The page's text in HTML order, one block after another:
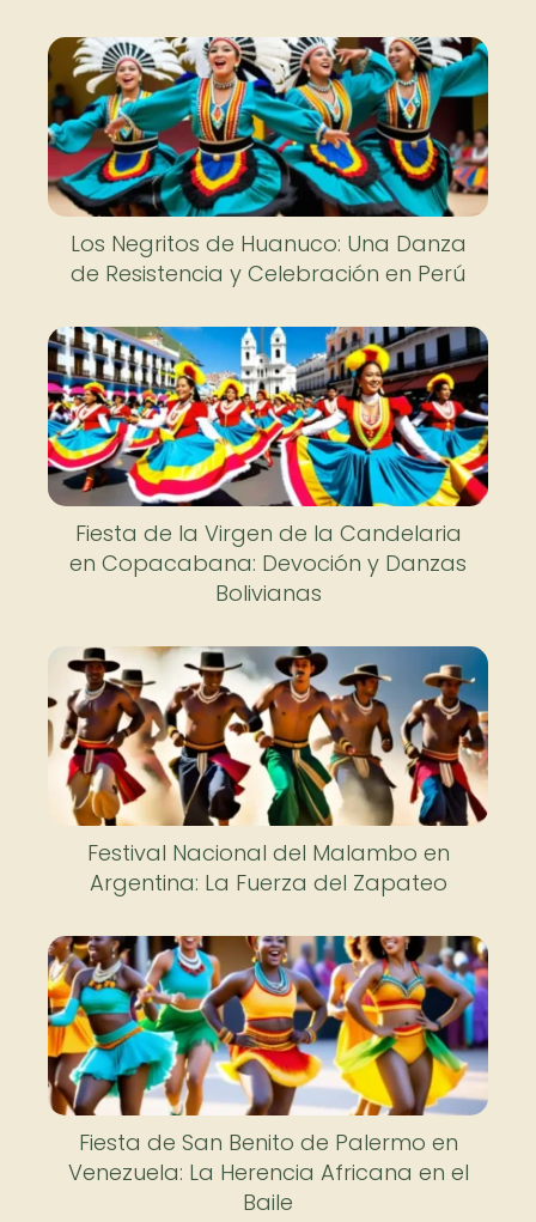
Los Negritos de Huanuco: Una Danza
de Resistencia y Celebración en Perú
Fiesta de la Virgen de la Candelaria
en Copacabana: Devoción y Danzas
Bolivianas
Festival Nacional del Malambo en
Argentina: La Fuerza del Zapateo
Fiesta de San Benito de Palermo en
Venezuela: La Herencia Africana en el
Baile